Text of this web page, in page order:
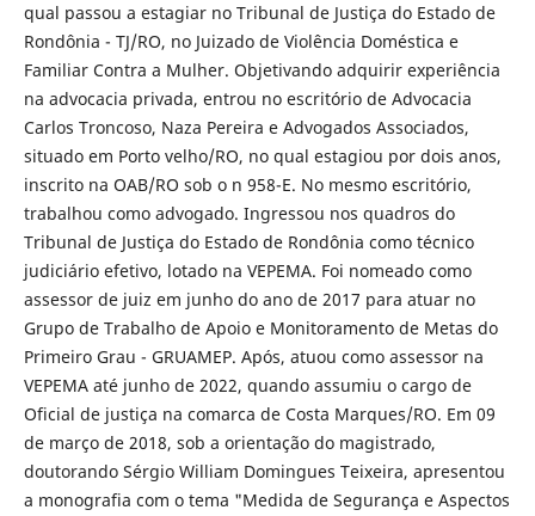
qual passou a estagiar no Tribunal de Justiça do Estado de
Rondônia - TJ/RO, no Juizado de Violência Doméstica e
Familiar Contra a Mulher. Objetivando adquirir experiência
na advocacia privada, entrou no escritório de Advocacia
Carlos Troncoso, Naza Pereira e Advogados Associados,
situado em Porto velho/RO, no qual estagiou por dois anos,
inscrito na OAB/RO sob o n 958-E. No mesmo escritório,
trabalhou como advogado. Ingressou nos quadros do
Tribunal de Justiça do Estado de Rondônia como técnico
judiciário efetivo, lotado na VEPEMA. Foi nomeado como
assessor de juiz em junho do ano de 2017 para atuar no
Grupo de Trabalho de Apoio e Monitoramento de Metas do
Primeiro Grau - GRUAMEP. Após, atuou como assessor na
VEPEMA até junho de 2022, quando assumiu o cargo de
Oficial de justiça na comarca de Costa Marques/RO. Em 09
de março de 2018, sob a orientação do magistrado,
doutorando Sérgio William Domingues Teixeira, apresentou
a monografia com o tema "Medida de Segurança e Aspectos